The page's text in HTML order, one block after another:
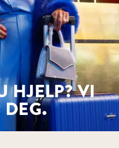
HJELP? VI
DEG.